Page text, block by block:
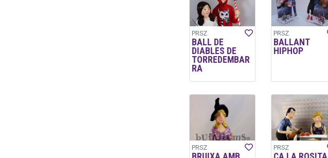
PRSZ
BALL DE
DIABLES DE
TORREDEMBAR
RA
PRSZ
BALLANT
HIPHOP
PRSZ PRSZ